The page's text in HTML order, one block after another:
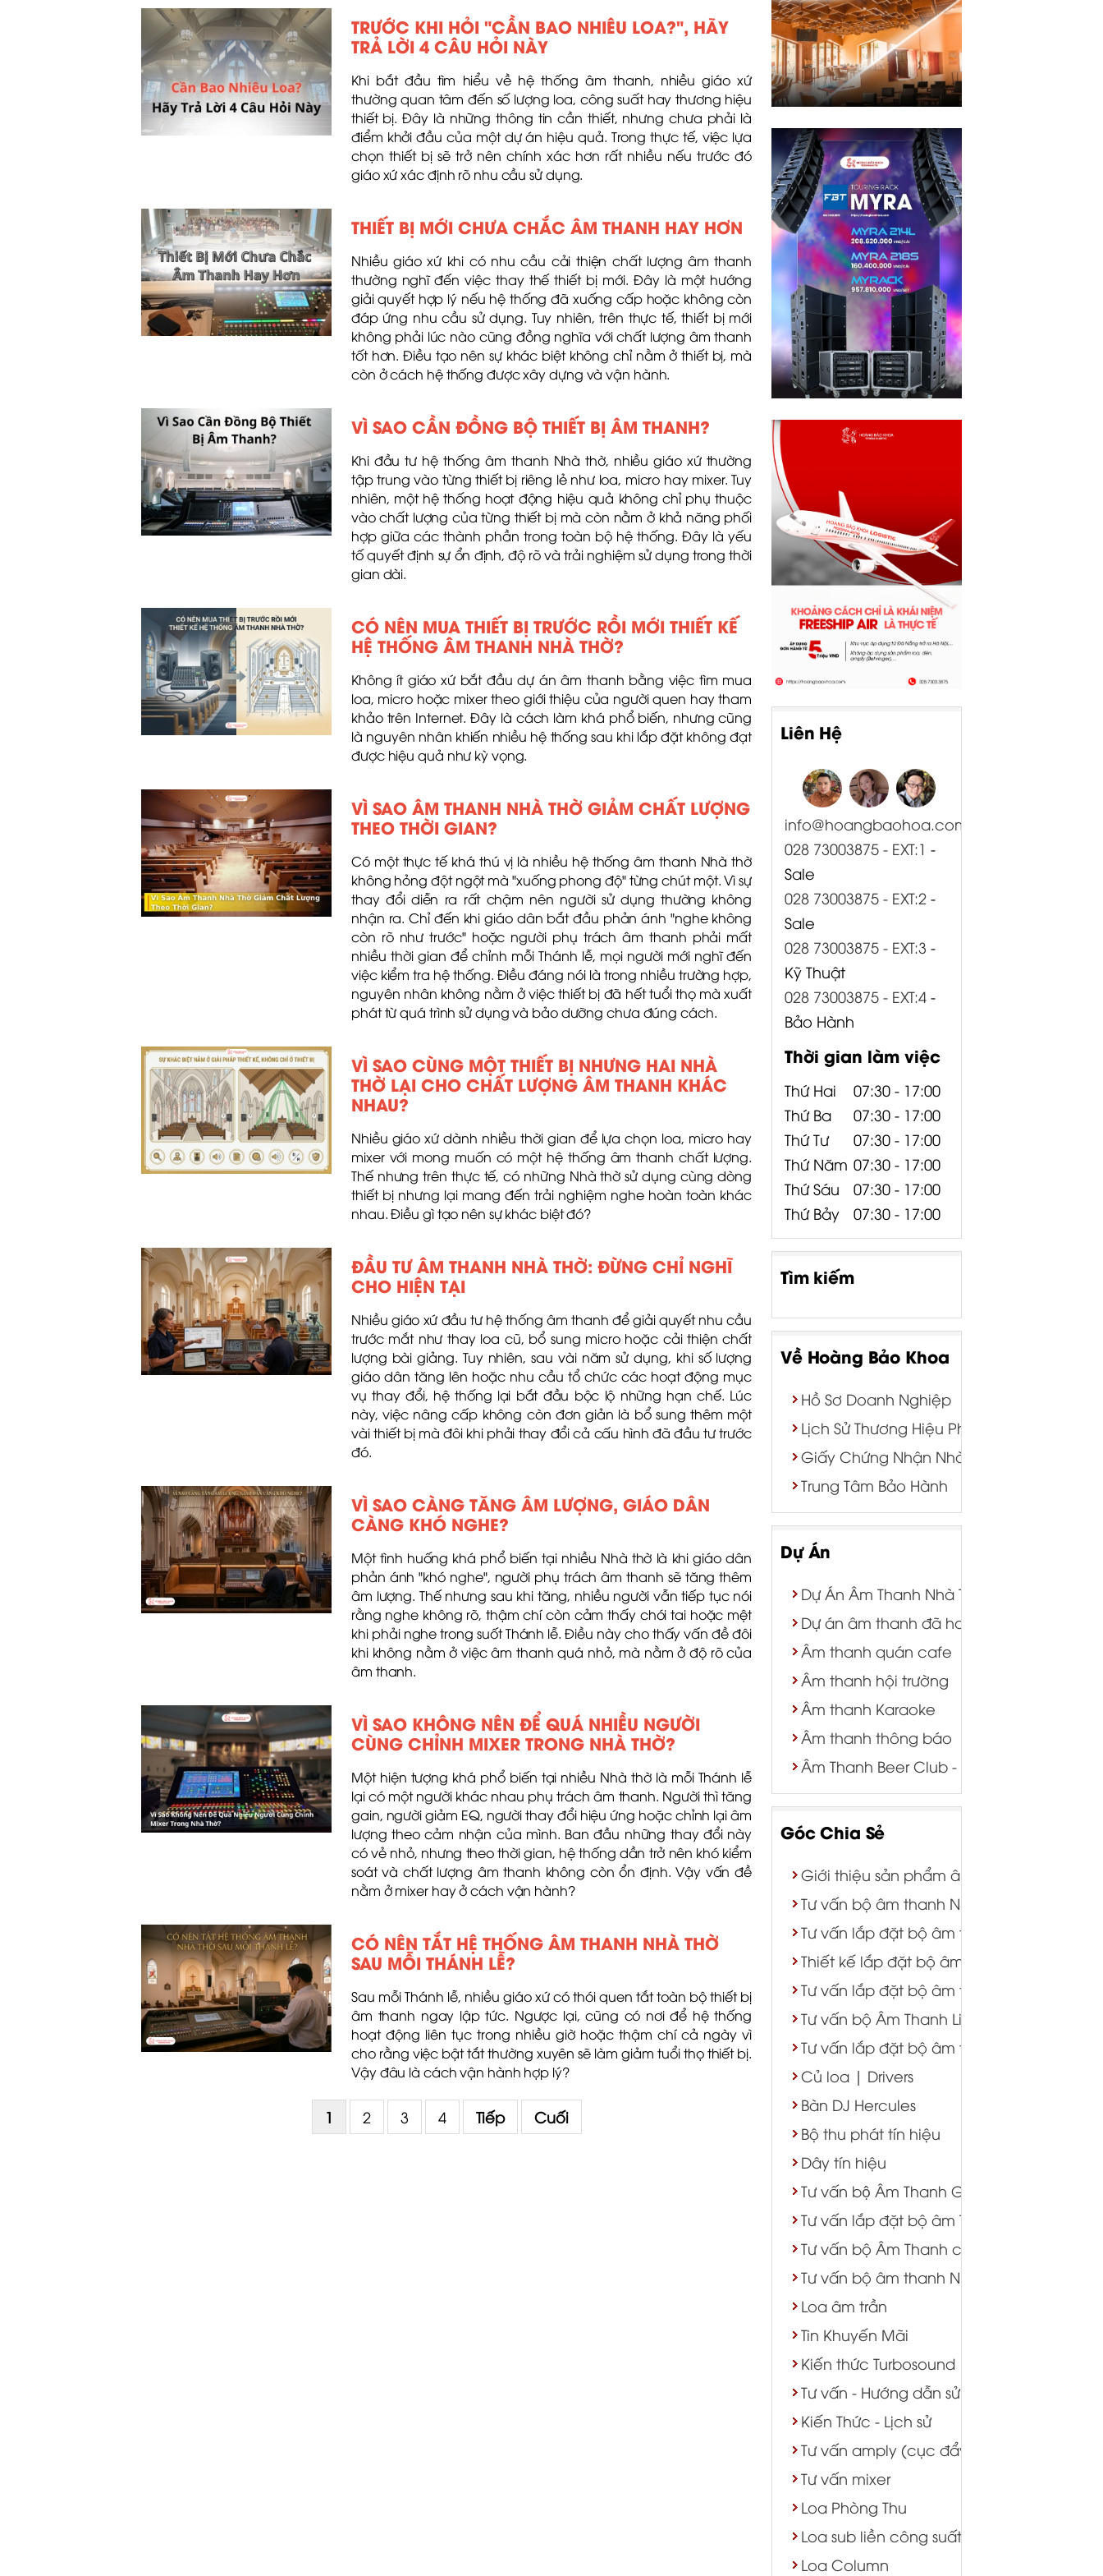
TRƯỚC KHI HỎI "CẦN BAO NHIÊU LOA?", HÃY
TRẢ LỜI 4 CÂU HỎI NÀY
Khi bắt đầu tìm hiểu về hệ thống âm thanh, nhiều giáo xứ
thường quan tâm đến số lượng loa, công suất hay thương hiệu
thiết bị. Đây là những thông tin cần thiết, nhưng chưa phải là
điểm khởi đầu của một dự án hiệu quả. Trong thực tế, việc lựa
chọn thiết bị sẽ trở nên chính xác hơn rất nhiều nếu trước đó
giáo xứ xác định rõ nhu cầu sử dụng.
THIẾT BỊ MỚI CHƯA CHẮC ÂM THANH HAY HƠN
Nhiều giáo xứ khi có nhu cầu cải thiện chất lượng âm thanh
thường nghĩ đến việc thay thế thiết bị mới. Đây là một hướng
giải quyết hợp lý nếu hệ thống đã xuống cấp hoặc không còn
đáp ứng nhu cầu sử dụng. Tuy nhiên, trên thực tế, thiết bị mới
không phải lúc nào cũng đồng nghĩa với chất lượng âm thanh
tốt hơn. Điều tạo nên sự khác biệt không chỉ nằm ở thiết bị, mà
còn ở cách hệ thống được xây dựng và vận hành.
VÌ SAO CẦN ĐỒNG BỘ THIẾT BỊ ÂM THANH?
Khi đầu tư hệ thống âm thanh Nhà thờ, nhiều giáo xứ thường
tập trung vào từng thiết bị riêng lẻ như loa, micro hay mixer. Tuy
nhiên, một hệ thống hoạt động hiệu quả không chỉ phụ thuộc
vào chất lượng của từng thiết bị mà còn nằm ở khả năng phối
hợp giữa các thành phần trong toàn bộ hệ thống. Đây là yếu
tố quyết định sự ổn định, độ rõ và trải nghiệm sử dụng trong thời
gian dài.
CÓ NÊN MUA THIẾT BỊ TRƯỚC RỒI MỚI THIẾT KẾ
HỆ THỐNG ÂM THANH NHÀ THỜ?
Không ít giáo xứ bắt đầu dự án âm thanh bằng việc tìm mua
loa, micro hoặc mixer theo giới thiệu của người quen hay tham
khảo trên Internet. Đây là cách làm khá phổ biến, nhưng cũng
là nguyên nhân khiến nhiều hệ thống sau khi lắp đặt không đạt
được hiệu quả như kỳ vọng.
VÌ SAO ÂM THANH NHÀ THỜ GIẢM CHẤT LƯỢNG
THEO THỜI GIAN?
Có một thực tế khá thú vị là nhiều hệ thống âm thanh Nhà thờ
không hỏng đột ngột mà "xuống phong độ" từng chút một. Vì sự
thay đổi diễn ra rất chậm nên người sử dụng thường không
nhận ra. Chỉ đến khi giáo dân bắt đầu phản ánh "nghe không
còn rõ như trước" hoặc người phụ trách âm thanh phải mất
nhiều thời gian để chỉnh mỗi Thánh lễ, mọi người mới nghĩ đến
việc kiểm tra hệ thống. Điều đáng nói là trong nhiều trường hợp,
nguyên nhân không nằm ở việc thiết bị đã hết tuổi thọ mà xuất
phát từ quá trình sử dụng và bảo dưỡng chưa đúng cách.
VÌ SAO CÙNG MỘT THIẾT BỊ NHƯNG HAI NHÀ
THỜ LẠI CHO CHẤT LƯỢNG ÂM THANH KHÁC
NHAU?
Nhiều giáo xứ dành nhiều thời gian để lựa chọn loa, micro hay
mixer với mong muốn có một hệ thống âm thanh chất lượng.
Thế nhưng trên thực tế, có những Nhà thờ sử dụng cùng dòng
thiết bị nhưng lại mang đến trải nghiệm nghe hoàn toàn khác
nhau. Điều gì tạo nên sự khác biệt đó?
ĐẦU TƯ ÂM THANH NHÀ THỜ: ĐỪNG CHỈ NGHĨ
CHO HIỆN TẠI
Nhiều giáo xứ đầu tư hệ thống âm thanh để giải quyết nhu cầu
trước mắt như thay loa cũ, bổ sung micro hoặc cải thiện chất
lượng bài giảng. Tuy nhiên, sau vài năm sử dụng, khi số lượng
giáo dân tăng lên hoặc nhu cầu tổ chức các hoạt động mục
vụ thay đổi, hệ thống lại bắt đầu bộc lộ những hạn chế. Lúc
này, việc nâng cấp không còn đơn giản là bổ sung thêm một
vài thiết bị mà đôi khi phải thay đổi cả cấu hình đã đầu tư trước
đó.
VÌ SAO CÀNG TĂNG ÂM LƯỢNG, GIÁO DÂN
CÀNG KHÓ NGHE?
Một tình huống khá phổ biến tại nhiều Nhà thờ là khi giáo dân
phản ánh "khó nghe", người phụ trách âm thanh sẽ tăng thêm
âm lượng. Thế nhưng sau khi tăng, nhiều người vẫn tiếp tục nói
rằng nghe không rõ, thậm chí còn cảm thấy chói tai hoặc mệt
khi phải nghe trong suốt Thánh lễ. Điều này cho thấy vấn đề đôi
khi không nằm ở việc âm thanh quá nhỏ, mà nằm ở độ rõ của
âm thanh.
VÌ SAO KHÔNG NÊN ĐỂ QUÁ NHIỀU NGƯỜI
CÙNG CHỈNH MIXER TRONG NHÀ THỜ?
Một hiện tượng khá phổ biến tại nhiều Nhà thờ là mỗi Thánh lễ
lại có một người khác nhau phụ trách âm thanh. Người thì tăng
gain, người giảm EQ, người thay đổi hiệu ứng hoặc chỉnh lại âm
lượng theo cảm nhận của mình. Ban đầu những thay đổi này
có vẻ nhỏ, nhưng theo thời gian, hệ thống dần trở nên khó kiểm
soát và chất lượng âm thanh không còn ổn định. Vậy vấn đề
nằm ở mixer hay ở cách vận hành?
CÓ NÊN TẮT HỆ THỐNG ÂM THANH NHÀ THỜ
SAU MỖI THÁNH LỄ?
Sau mỗi Thánh lễ, nhiều giáo xứ có thói quen tắt toàn bộ thiết bị
âm thanh ngay lập tức. Ngược lại, cũng có nơi để hệ thống
hoạt động liên tục trong nhiều giờ hoặc thậm chí cả ngày vì
cho rằng việc bật tắt thường xuyên sẽ làm giảm tuổi thọ thiết bị.
Vậy đâu là cách vận hành hợp lý?
1 2 3 4 Tiếp Cuối
Liên Hệ
info@hoangbaohoa.com
028 73003875 - EXT:1 -
Sale
028 73003875 - EXT:2 -
Sale
028 73003875 - EXT:3 -
Kỹ Thuật
028 73003875 - EXT:4 -
Bảo Hành
Thời gian làm việc
Thứ Hai
07:30 - 17:00
Thứ Ba
07:30 - 17:00
Thứ Tư
07:30 - 17:00
Thứ Năm 07:30 - 17:00
Thứ Sáu
07:30 - 17:00
Thứ Bảy
07:30 - 17:00
Tìm kiếm
Về Hoàng Bảo Khoa
Hồ Sơ Doanh Nghiệp
Lịch Sử Thương Hiệu Phân Phối
Giấy Chứng Nhận Nhà Phân Phối
Trung Tâm Bảo Hành
Dự Án
Dự Án Âm Thanh Nhà Thờ | Nhà Nguyện
Dự án âm thanh đã hoàn thành
Âm thanh quán cafe
Âm thanh hội trường
Âm thanh Karaoke
Âm thanh thông báo
Âm Thanh Beer Club - Bar - Tiệc Cưới
Góc Chia Sẻ
Giới thiệu sản phẩm âm thanh - ánh sáng
Tư vấn bộ âm thanh Nhà Thờ
Tư vấn lắp đặt bộ âm thanh karaoke
Thiết kế lắp đặt bộ âm thanh hội trường
Tư vấn lắp đặt bộ âm thanh nhà hàng
Tư vấn bộ Âm Thanh Live Stream
Tư vấn lắp đặt bộ âm thanh Cafe
Củ loa | Drivers
Bàn DJ Hercules
Bộ thu phát tín hiệu
Dây tín hiệu
Tư vấn bộ Âm Thanh Gym Yoga Bida
Tư vấn lắp đặt bộ âm Thanh lớp học
Tư vấn bộ Âm Thanh cửa hàng shop TTTM
Tư vấn bộ âm thanh Nhà Chùa
Loa âm trần
Tin Khuyến Mãi
Kiến thức Turbosound
Tư vấn - Hướng dẫn sử dụng
Kiến Thức - Lịch sử
Tư vấn amply (cục đẩy)
Tư vấn mixer
Loa Phòng Thu
Loa sub liền công suất
Loa Column